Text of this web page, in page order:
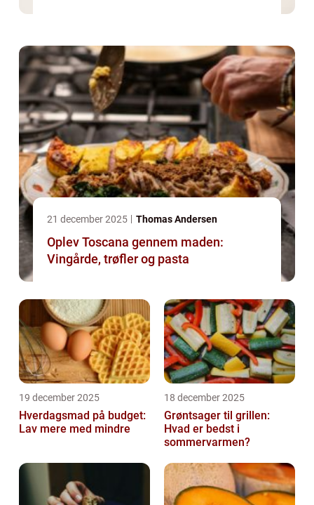
21 december 2025 Thomas Andersen
Oplev Toscana gennem maden:
Vingårde, trøfler og pasta
19 december 2025
Hverdagsmad på budget:
Lav mere med mindre
18 december 2025
Grøntsager til grillen:
Hvad er bedst i
sommervarmen?